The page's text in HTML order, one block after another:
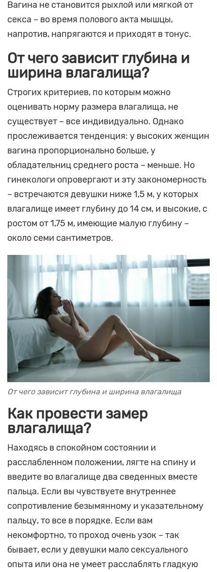
Вагина не становится рыхлой или мягкой от
секса – во время полового акта мышцы,
напротив, напрягаются и приходят в тонус.
От чего зависит глубина и
ширина влагалища?
Строгих критериев, по которым можно
оценивать норму размера влагалища, не
существует – все индивидуально. Однако
прослеживается тенденция: у высоких женщин
вагина пропорционально больше, у
обладательниц среднего роста – меньше. Но
гинекологи опровергают и эту закономерность
– встречаются девушки ниже 1,5 м, у которых
влагалище имеет глубину до 14 см, и высокие, с
ростом от 1,75 м, имеющие малую глубину –
около семи сантиметров.
От чего зависит глубина и ширина влагалища
Как провести замер
влагалища?
Находясь в спокойном состоянии и
расслабленном положении, лягте на спину и
введите во влагалище два сведенных вместе
пальца. Если вы чувствуете внутреннее
сопротивление безымянному и указательному
пальцу, то все в порядке. Если вам
некомфортно, то проход очень узок – так
бывает, если у девушки мало сексуального
опыта или она не умеет расслаблять гладкую